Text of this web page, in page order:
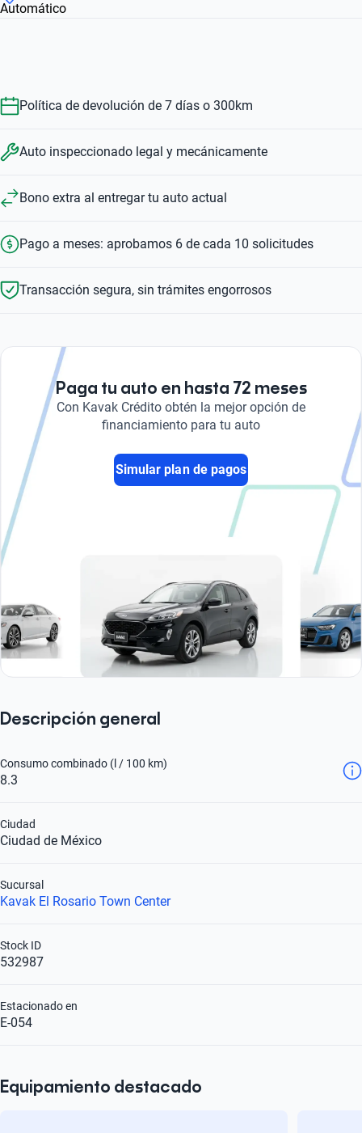
¿Comparar versiones? → Pregúntale a KOPI
Automático
Política de devolución de 7 días o 300km
Auto inspeccionado legal y mecánicamente
Bono extra al entregar tu auto actual
Pago a meses: aprobamos 6 de cada 10 solicitudes
Transacción segura, sin trámites engorrosos
Paga tu auto en hasta 72 meses
Con Kavak Crédito obtén la mejor opción de
financiamiento para tu auto
Simular plan de pagos
Descripción general
8.3
Consumo combinado (l / 100 km)
Ciudad de México
Ciudad
Kavak El Rosario Town Center
Sucursal
532987
Stock ID
E-054
Estacionado en
Equipamiento destacado